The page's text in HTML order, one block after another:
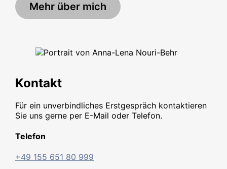
Mehr über mich
Kontakt
Für ein unverbindliches Erstgespräch kontaktieren
Sie uns gerne per E-Mail oder Telefon.
Telefon
+49 155 651 80 999